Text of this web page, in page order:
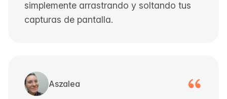
simplemente arrastrando y soltando tus
capturas de pantalla.
Aszalea